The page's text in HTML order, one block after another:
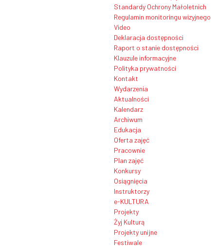
Standardy Ochrony Małoletnich
Regulamin monitoringu wizyjnego
Video
Deklaracja dostępności
Raport o stanie dostępności
Klauzule informacyjne
Polityka prywatności
Kontakt
Wydarzenia
Aktualności
Kalendarz
Archiwum
Edukacja
Oferta zajęć
Pracownie
Plan zajęć
Konkursy
Osiągnięcia
Instruktorzy
e-KULTURA
Projekty
Żyj Kulturą
Projekty unijne
Festiwale